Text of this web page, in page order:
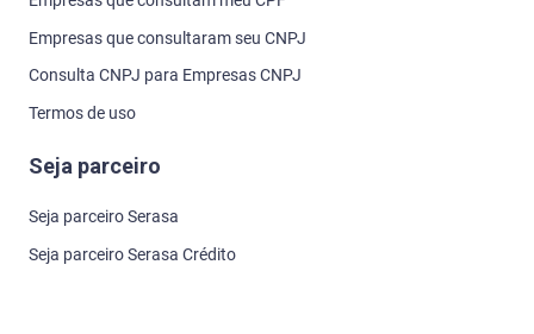
Empresas que consultaram seu CNPJ
Consulta CNPJ para Empresas CNPJ
Termos de uso
Seja parceiro
Seja parceiro Serasa
Seja parceiro Serasa Crédito